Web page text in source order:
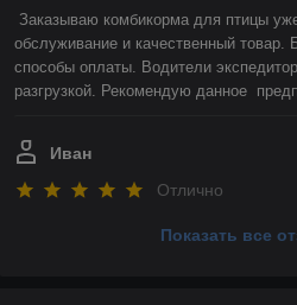
Заказываю комбикорма для птицы
обслуживание и качественный товар.
способы оплаты. Водители
разгрузкой. Рекомендую данное
Иван
Отлично
Показать все